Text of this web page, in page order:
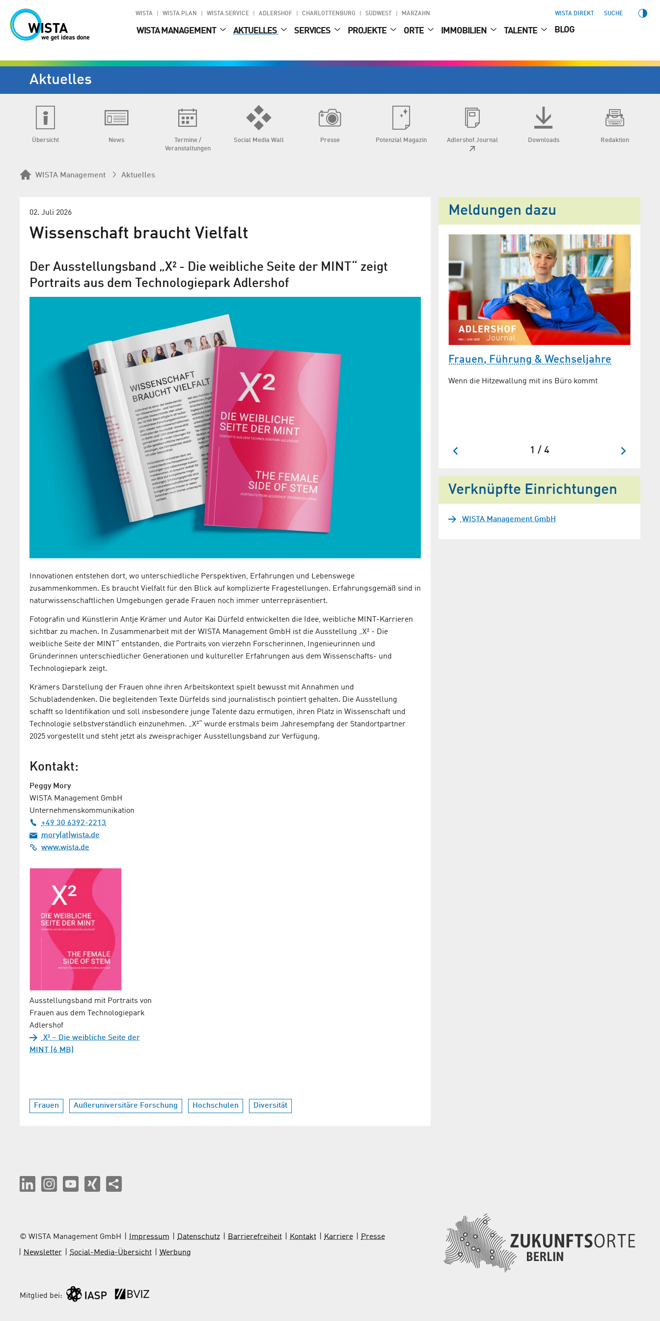
WISTA WISTA.PLAN WISTA.SERVICE ADLERSHOF CHARLOTTENBURG SÜDWEST MARZAHN WISTA DIREKT SUCHE
WISTA MANAGEMENT AKTUELLES SERVICES PROJEKTE ORTE IMMOBILIEN TALENTE BLOG
Aktuelles
Übersicht News
Termine /
Veranstaltungen
Social Media Wall Presse Potenzial Magazin Adlershof Journal Downloads Redaktion
WISTA Management Aktuelles
02. Juli 2026
Wissenschaft braucht Vielfalt
Der Ausstellungsband „X² - Die weibliche Seite der MINT“ zeigt
Portraits aus dem Technologiepark Adlershof
Innovationen entstehen dort, wo unterschiedliche Perspektiven, Erfahrungen und Lebenswege
zusammenkommen. Es braucht Vielfalt für den Blick auf komplizierte Fragestellungen. Erfahrungsgemäß sind in
naturwissenschaftlichen Umgebungen gerade Frauen noch immer unterrepräsentiert.
Fotografin und Künstlerin Antje Krämer und Autor Kai Dürfeld entwickelten die Idee, weibliche MINT-Karrieren
sichtbar zu machen. In Zusammenarbeit mit der WISTA Management GmbH ist die Ausstellung „X² - Die
weibliche Seite der MINT“ entstanden, die Portraits von vierzehn Forscherinnen, Ingenieurinnen und
Gründerinnen unterschiedlicher Generationen und kultureller Erfahrungen aus dem Wissenschafts- und
Technologiepark zeigt.
Krämers Darstellung der Frauen ohne ihren Arbeitskontext spielt bewusst mit Annahmen und
Schubladendenken. Die begleitenden Texte Dürfelds sind journalistisch pointiert gehalten. Die Ausstellung
schafft so Identifikation und soll insbesondere junge Talente dazu ermutigen, ihren Platz in Wissenschaft und
Technologie selbstverständlich einzunehmen. „X²“ wurde erstmals beim Jahresempfang der Standortpartner
2025 vorgestellt und steht jetzt als zweisprachiger Ausstellungsband zur Verfügung.
Kontakt:
Peggy Mory
WISTA Management GmbH
Unternehmenskommunikation
+49 30 6392-2213
mory(at)wista.de
www.wista.de
Ausstellungsband mit Portraits von
Frauen aus dem Technologiepark
Adlershof
X² – Die weibliche Seite der
MINT (6 MB)
Frauen Außeruniversitäre Forschung Hochschulen Diversität
Meldungen dazu
Die Chancen von Frauen im Beruf
müssen weiter verbessert werden
WISTA-Personalleiterin Bessie Fischer-Bohn im
RTL-Today-Interview zum Internationalen Frauentag
Inspirierende Frauen in der
Wissenschaft
Im Marthe-Vogt-Podcast des Forschungsverbunds
Berlin berichten Nachwuchs­wissenschaft­lerinnen
von ihren Erfahrungen beim Berufseinstieg
Frauen, Führung & Wechseljahre
Wenn die Hitzewallung mit ins Büro kommt
1 / 4
Verknüpfte Einrichtungen
WISTA Management GmbH
© WISTA Management GmbH Impressum Datenschutz Barrierefreiheit Kontakt Karriere
Presse
Newsletter
Social-Media-Übersicht Werbung
Mitglied bei: